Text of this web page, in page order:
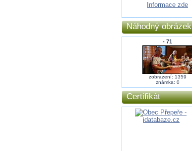
Informace zde
Náhodný obrázek
- 71
zobrazení: 1359
známka: 0
Certifikát